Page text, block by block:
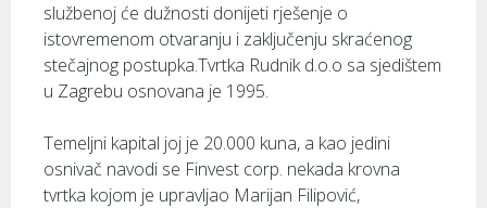
službenoj će dužnosti donijeti rješenje o
istovremenom otvaranju i zaključenju skraćenog
stečajnog postupka.Tvrtka Rudnik d.o.o sa sjedištem
u Zagrebu osnovana je 1995.
Temeljni kapital joj je 20.000 kuna, a kao jedini
osnivač navodi se Finvest corp. nekada krovna
tvrtka kojom je upravljao Marijan Filipović,